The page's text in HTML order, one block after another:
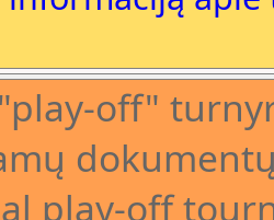
off"
play-off